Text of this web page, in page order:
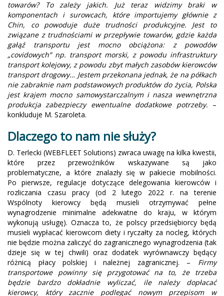
towarów? To zależy jakich. Już teraz widzimy braki w
komponentach i surowcach, które importujemy głównie z
Chin, co powoduje duże trudności produkcyjne. Jest to
związane z trudnościami w przepływie towarów, gdzie każda
gałąź transportu jest mocno obciążona: z powodów
„covidowych” np. transport morski, z powodu infrastruktury
transport kolejowy, z powodu zbyt małych zasobów kierowców
transport drogowy… Jestem przekonana jednak, że na półkach
nie zabraknie nam podstawowych produktów do życia, Polska
jest krajem mocno samowystarczalnym i nasza wewnętrzna
produkcja zabezpieczy ewentualne dodatkowe potrzeby. –
konkluduje M. Szaroleta.
Dlaczego to nam nie służy?
D. Terlecki (WEBFLEET Solutions) zwraca uwagę na kilka kwestii,
które przez przewoźników wskazywane są jako
problematyczne, a które znalazły się w pakiecie mobilności.
Po pierwsze, regulacje dotyczące delegowania kierowców i
rozliczania czasu pracy (od 2 lutego 2022 r. na terenie
Wspólnoty kierowcy będą musieli otrzymywać pełne
wynagrodzenie minimalne adekwatne do kraju, w którym
wykonują usługę). Oznacza to, że polscy przedsiębiorcy będą
musieli wypłacać kierowcom diety i ryczałty za nocleg, których
nie będzie można zaliczyć do zagranicznego wynagrodzenia (tak
dzieje się w tej chwili) oraz dodatek wyrównawczy będący
różnicą płacy polskiej i należnej zagranicznej. – Firmy
transportowe powinny się przygotować na to, że trzeba
będzie bardzo dokładnie wyliczać, ile należy dopłacać
kierowcy, który zacznie podlegać nowym przepisom w